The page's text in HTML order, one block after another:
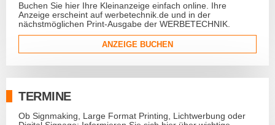
Buchen Sie hier Ihre Kleinanzeige einfach online. Ihre
Anzeige erscheint auf werbetechnik.de und in der
nächstmöglichen Print-Ausgabe der WERBETECHNIK.
ANZEIGE BUCHEN
TERMINE
Ob Signmaking, Large Format Printing, Lichtwerbung oder